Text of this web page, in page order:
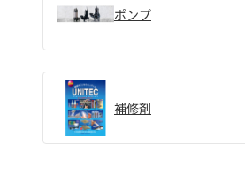
ポンプ
補修剤